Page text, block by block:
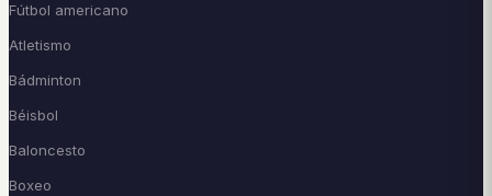
Fútbol americano
Atletismo
Bádminton
Béisbol
Baloncesto
Boxeo